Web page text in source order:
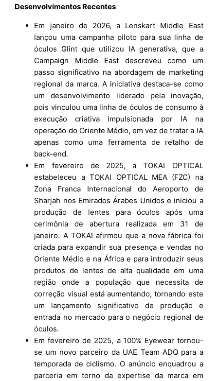
Desenvolvimentos Recentes
Em janeiro de 2026, a Lenskart Middle East
lançou uma campanha piloto para sua linha de
óculos Glint que utilizou IA generativa, que a
Campaign Middle East descreveu como um
passo significativo na abordagem de marketing
regional da marca. A iniciativa destaca-se como
um desenvolvimento liderado pela inovação,
pois vinculou uma linha de óculos de consumo à
execução criativa impulsionada por IA na
operação do Oriente Médio, em vez de tratar a IA
apenas como uma ferramenta de retalho de
back-end.
Em fevereiro de 2025, a TOKAI OPTICAL
estabeleceu a TOKAI OPTICAL MEA (FZC) na
Zona Franca Internacional do Aeroporto de
Sharjah nos Emirados Árabes Unidos e iniciou a
produção de lentes para óculos após uma
cerimônia de abertura realizada em 31 de
janeiro. A TOKAI afirmou que a nova fábrica foi
criada para expandir sua presença e vendas no
Oriente Médio e na África e para introduzir seus
produtos de lentes de alta qualidade em uma
região onde a população que necessita de
correção visual está aumentando, tornando este
um lançamento significativo de produção e
entrada no mercado para o negócio regional de
óculos.
Em fevereiro de 2025, a 100% Eyewear tornou-
se um novo parceiro da UAE Team ADQ para a
temporada de ciclismo. O anúncio enquadrou a
parceria em torno da expertise da marca em